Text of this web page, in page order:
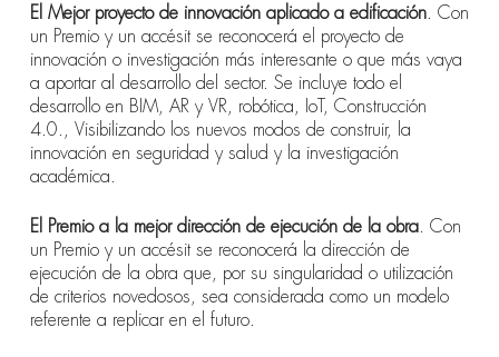
El Mejor proyecto de innovación aplicado a edificación. Con
un Premio y un accésit se reconocerá el proyecto de
innovación o investigación más interesante o que más vaya
a aportar al desarrollo del sector. Se incluye todo el
desarrollo en BIM, AR y VR, robótica, IoT, Construcción
4.0., Visibilizando los nuevos modos de construir, la
innovación en seguridad y salud y la investigación
académica.
El Premio a la mejor dirección de ejecución de la obra. Con
un Premio y un accésit se reconocerá la dirección de
ejecución de la obra que, por su singularidad o utilización
de criterios novedosos, sea considerada como un modelo
referente a replicar en el futuro.